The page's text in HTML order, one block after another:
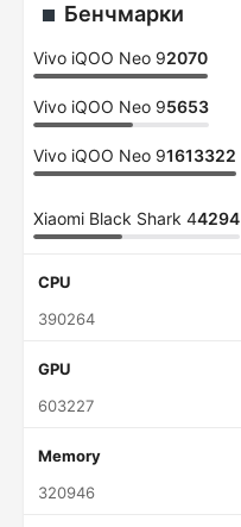
Бенчмарки
Vivo iQOO Neo 92070
Vivo iQOO Neo 95653
Vivo iQOO Neo 91613322
Xiaomi Black Shark 44294
CPU
390264
GPU
603227
Memory
320946